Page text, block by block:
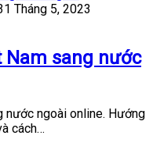
Tháng 5, 2023
sang nước
nước ngoài online. Hướng
cách…